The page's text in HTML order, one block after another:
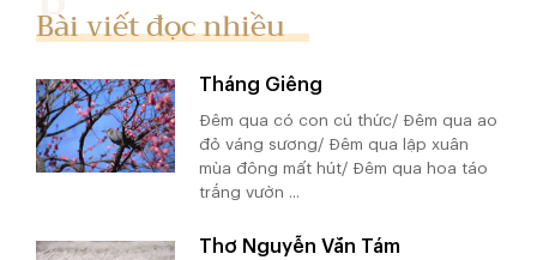
Bài viết đọc nhiều
Tháng Giêng
Đêm qua có con cú thức/ Đêm qua ao
đỏ váng sương/ Đêm qua lập xuân
mùa đông mất hút/ Đêm qua hoa táo
trắng vườn ...
Thơ Nguyễn Văn Tám